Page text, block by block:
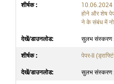
10.06.2024
होने और शेष
ने के संबंध में
सुलभ संस्करण
पेपर-II
सुलभ संस्करण :